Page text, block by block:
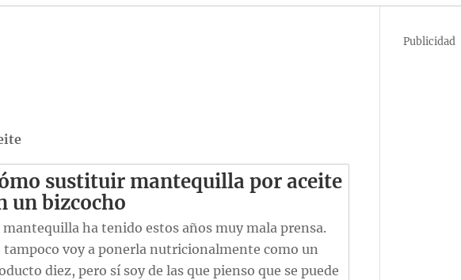
sustituir mantequilla por aceite
un bizcocho
mantequilla ha tenido estos años muy mala prensa.
tampoco voy a ponerla nutricionalmente como un
diez, pero sí soy de las que pienso que se puede
Publicidad